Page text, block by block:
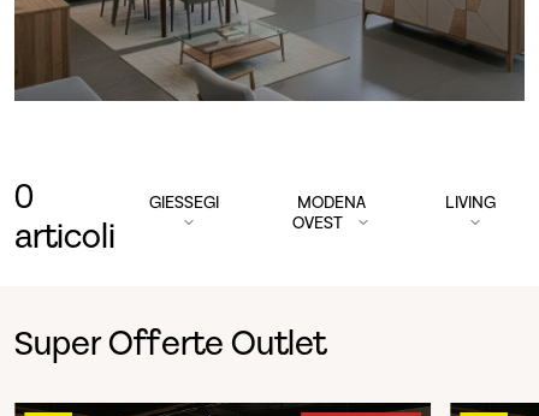
0
articoli
GIESSEGI
MODENA
OVEST
LIVING
Super Offerte Outlet